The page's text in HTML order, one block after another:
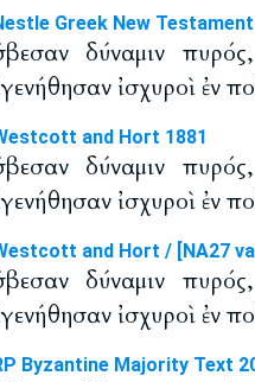
Greek New
δύναμιν
ἰσχυροὶ ἐν
and Hort 1881
δύναμιν
ἰσχυροὶ ἐν
and Hort / [NA27
δύναμιν
ἰσχυροὶ ἐν
Byzantine Majority Text